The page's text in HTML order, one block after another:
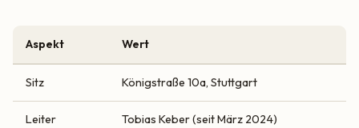
Aspekt Wert
Sitz Königstraße 10a, Stuttgart
Leiter Tobias Keber (seit März 2024)